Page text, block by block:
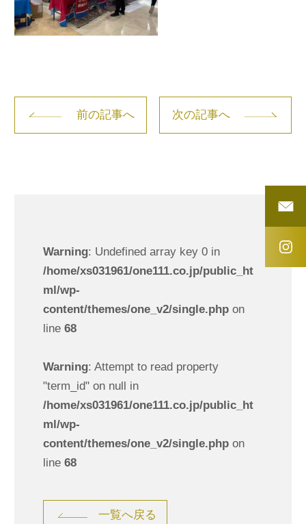
前の記事へ 次の記事へ
Warning: Undefined array key 0 in
/home/xs031961/one111.co.jp/public_ht
ml/wp-
content/themes/one_v2/single.phpon
line 68
Warning: Attempt to read property
"term_id" on null in
/home/xs031961/one111.co.jp/public_ht
ml/wp-
content/themes/one_v2/single.phpon
line 68
一覧へ戻る